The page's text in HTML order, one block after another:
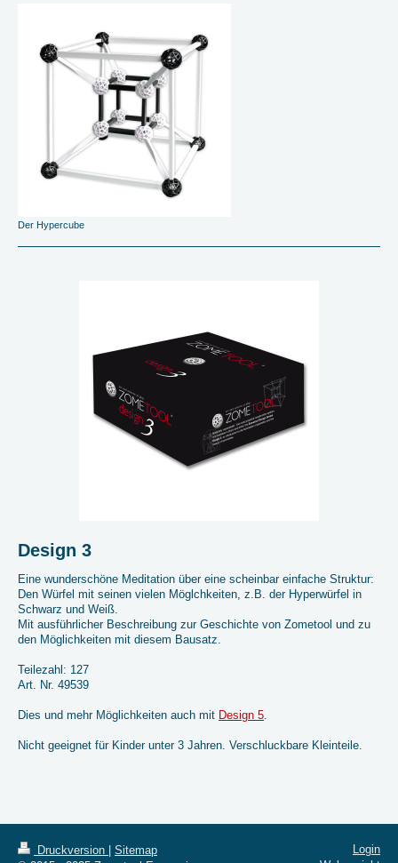
Der Hypercube
Design 3
Eine wunderschöne Meditation über eine scheinbar einfache Struktur:
Den Würfel mit seinen vielen Möglchkeiten, z.B. der Hyperwürfel in
Schwarz und Weiß.
Mit ausführlicher Beschreibung zur Geschichte von Zometool und zu
den Möglichkeiten mit diesem Bausatz.
Teilezahl: 127
Art. Nr. 49539
Dies und mehr Möglichkeiten auch mit Design 5
Nicht geeignet für Kinder unter 3 Jahren. Verschluckbare Kleinteile.
Druckversion
Sitemap
Login